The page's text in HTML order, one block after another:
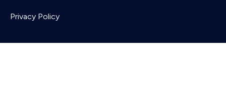
Privacy Policy